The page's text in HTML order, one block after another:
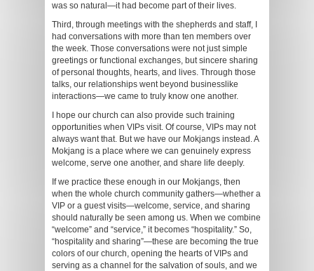
was so natural—it had become part of their lives.
Third, through meetings with the shepherds and staff, I
had conversations with more than ten members over
the week. Those conversations were not just simple
greetings or functional exchanges, but sincere sharing
of personal thoughts, hearts, and lives. Through those
talks, our relationships went beyond businesslike
interactions—we came to truly know one another.
I hope our church can also provide such training
opportunities when VIPs visit. Of course, VIPs may not
always want that. But we have our Mokjangs instead. A
Mokjang is a place where we can genuinely express
welcome, serve one another, and share life deeply.
If we practice these enough in our Mokjangs, then
when the whole church community gathers—whether a
VIP or a guest visits—welcome, service, and sharing
should naturally be seen among us. When we combine
“welcome” and “service,” it becomes “hospitality.” So,
“hospitality and sharing”—these are becoming the true
colors of our church, opening the hearts of VIPs and
serving as a channel for the salvation of souls, and we